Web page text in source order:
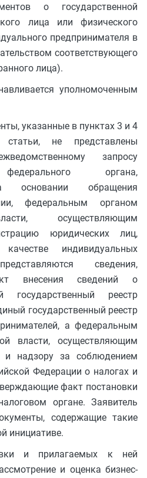
о государственной
лица или физического
предпринимателя в
соответствующего
лица).
уполномоченным
указанные в пунктах 3 и 4
не представлены
запросу
органа,
основании обращения
федеральным органом
осуществляющим
юридических лиц,
индивидуальных
сведения,
внесения сведений о
реестр
государственный реестр
а федеральным
власти, осуществляющим
надзору за соблюдением
Федерации о налогах и
факт постановки
органе. Заявитель
содержащие такие
инициативе.
и прилагаемых к ней
и оценка бизнес-